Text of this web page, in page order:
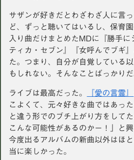
サザンが好きだとわざわざ人に言
ど、ずっと聴いてはいるし、保育
入り曲だけまとめたMDに『勝手に
ティカ・セブン』『女呼んでブギ
た。つまり、自分が自覚している
もしれない。そんなことばっかりだ
ライブは最高だった。 『愛の言霊』
こよくて、元々好きな曲ではあっ
と違う形でのブチ上がり方をして
こんな可能性があるのかー！」と
今度出るアルバムの新曲以外はほ
当に楽しかった。